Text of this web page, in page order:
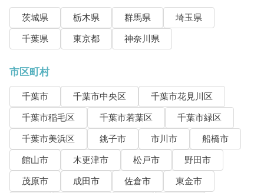
茨城県 栃木県 群馬県
埼玉県
千葉県
東京都 神奈川県
市区町村
千葉市 千葉市中央区
千葉市花見川区
千葉市稲毛区
千葉市若葉区
千葉市緑区
千葉市美浜区
銚子市 市川市
船橋市
館山市
木更津市 松戸市
野田市
茂原市
成田市 佐倉市
東金市